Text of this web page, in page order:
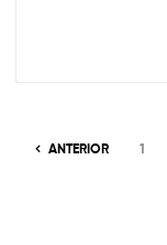
ANTERIOR 1